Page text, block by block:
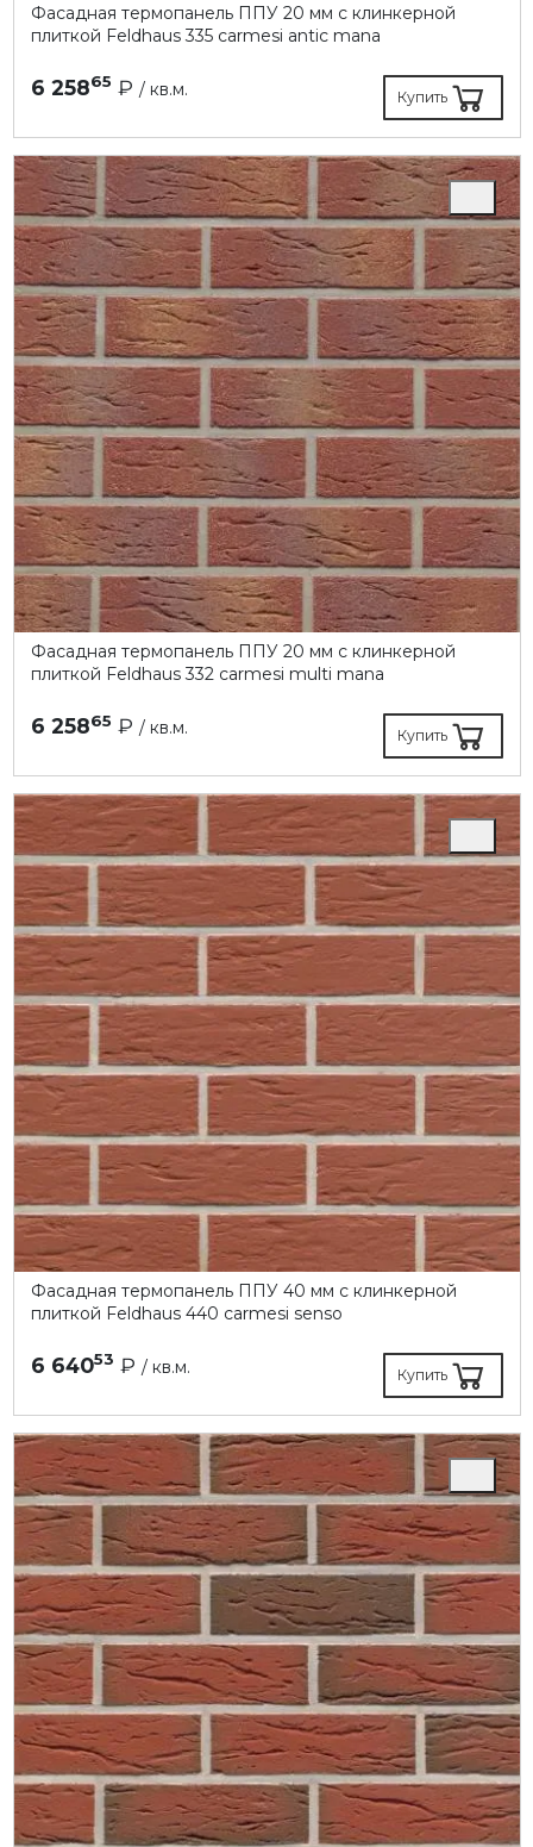
Фасадная термопанель ППУ 20 мм с клинкерной
плиткой Feldhaus 335 carmesi antic mana
6 25865 ₽ / кв.м. Купить
Фасадная термопанель ППУ 20 мм с клинкерной
плиткой Feldhaus 332 carmesi multi mana
6 25865 ₽ / кв.м. Купить
Фасадная термопанель ППУ 40 мм с клинкерной
плиткой Feldhaus 440 carmesi senso
6 64053 ₽ / кв.м. Купить